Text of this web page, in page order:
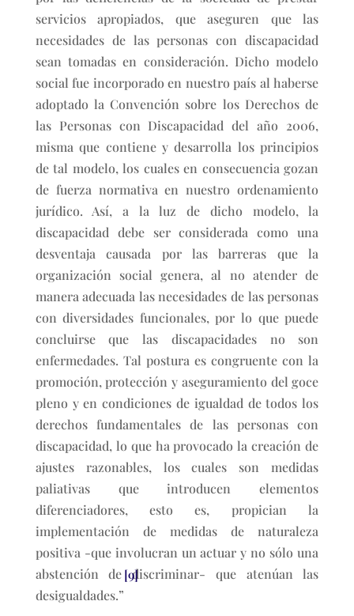
servicios apropiados, que aseguren que las
necesidades de las personas con discapacidad
sean tomadas en consideración. Dicho modelo
social fue incorporado en nuestro país al haberse
adoptado la Convención sobre los Derechos de
las Personas con Discapacidad del año 2006,
misma que contiene y desarrolla los principios
de tal modelo, los cuales en consecuencia gozan
de fuerza normativa en nuestro ordenamiento
jurídico. Así, a la luz de dicho modelo, la
discapacidad debe ser considerada como una
desventaja causada por las barreras que la
organización social genera, al no atender de
manera adecuada las necesidades de las personas
con diversidades funcionales, por lo que puede
concluirse que las discapacidades no son
enfermedades. Tal postura es congruente con la
promoción, protección y aseguramiento del goce
pleno y en condiciones de igualdad de todos los
derechos fundamentales de las personas con
discapacidad, lo que ha provocado la creación de
ajustes razonables, los cuales son medidas
paliativas que introducen elementos
diferenciadores, esto es, propician la
implementación de medidas de naturaleza
positiva -que involucran un actuar y no sólo una
abstención de discriminar- que atenúan las
desigualdades.”
[9]